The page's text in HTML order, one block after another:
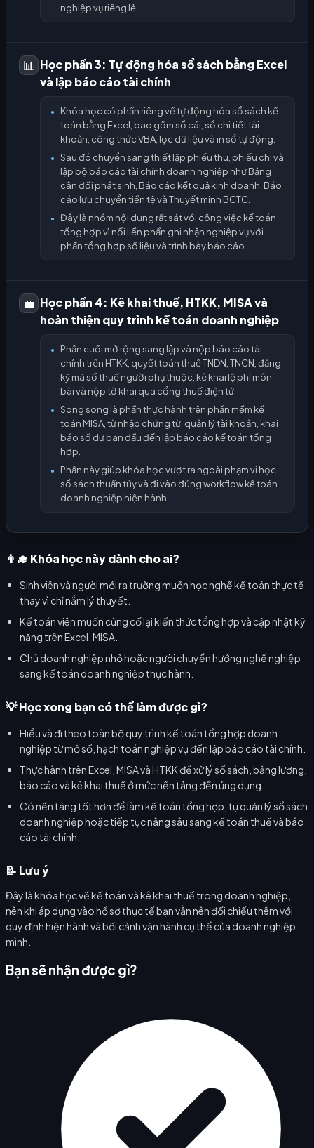
nghiệp vụ riêng lẻ.
📊
Học phần 3: Tự động hóa sổ sách bằng Excel
và lập báo cáo tài chính
●
Khóa học có phần riêng về tự động hóa sổ sách kế
toán bằng Excel, bao gồm sổ cái, sổ chi tiết tài
khoản, công thức VBA, lọc dữ liệu và in sổ tự động.
●
Sau đó chuyển sang thiết lập phiếu thu, phiếu chi và
lập bộ báo cáo tài chính doanh nghiệp như Bảng
cân đối phát sinh, Báo cáo kết quả kinh doanh, Báo
cáo lưu chuyển tiền tệ và Thuyết minh BCTC.
●
Đây là nhóm nội dung rất sát với công việc kế toán
tổng hợp vì nối liền phần ghi nhận nghiệp vụ với
phần tổng hợp số liệu và trình bày báo cáo.
💼 Học phần 4: Kê khai thuế, HTKK, MISA và
hoàn thiện quy trình kế toán doanh nghiệp
●
Phần cuối mở rộng sang lập và nộp báo cáo tài
chính trên HTKK, quyết toán thuế TNDN, TNCN, đăng
ký mã số thuế người phụ thuộc, kê khai lệ phí môn
bài và nộp tờ khai qua cổng thuế điện tử.
●
Song song là phần thực hành trên phần mềm kế
toán MISA, từ nhập chứng từ, quản lý tài khoản, khai
báo số dư ban đầu đến lập báo cáo kế toán tổng
hợp.
●
Phần này giúp khóa học vượt ra ngoài phạm vi học
sổ sách thuần túy và đi vào đúng workflow kế toán
doanh nghiệp hiện hành.
👨‍🎓 Khóa học này dành cho ai?
Sinh viên và người mới ra trường muốn học nghề kế toán thực tế
thay vì chỉ nắm lý thuyết.
Kế toán viên muốn củng cố lại kiến thức tổng hợp và cập nhật kỹ
năng trên Excel, MISA.
Chủ doanh nghiệp nhỏ hoặc người chuyển hướng nghề nghiệp
sang kế toán doanh nghiệp thực hành.
💡 Học xong bạn có thể làm được gì?
Hiểu và đi theo toàn bộ quy trình kế toán tổng hợp doanh
nghiệp từ mở sổ, hạch toán nghiệp vụ đến lập báo cáo tài chính.
Thực hành trên Excel, MISA và HTKK để xử lý sổ sách, bảng lương,
báo cáo và kê khai thuế ở mức nền tảng đến ứng dụng.
Có nền tảng tốt hơn để làm kế toán tổng hợp, tự quản lý sổ sách
doanh nghiệp hoặc tiếp tục nâng sâu sang kế toán thuế và báo
cáo tài chính.
📝 Lưu ý
Đây là khóa học về kế toán và kê khai thuế trong doanh nghiệp,
nên khi áp dụng vào hồ sơ thực tế bạn vẫn nên đối chiếu thêm với
quy định hiện hành và bối cảnh vận hành cụ thể của doanh nghiệp
mình.
Bạn sẽ nhận được gì?